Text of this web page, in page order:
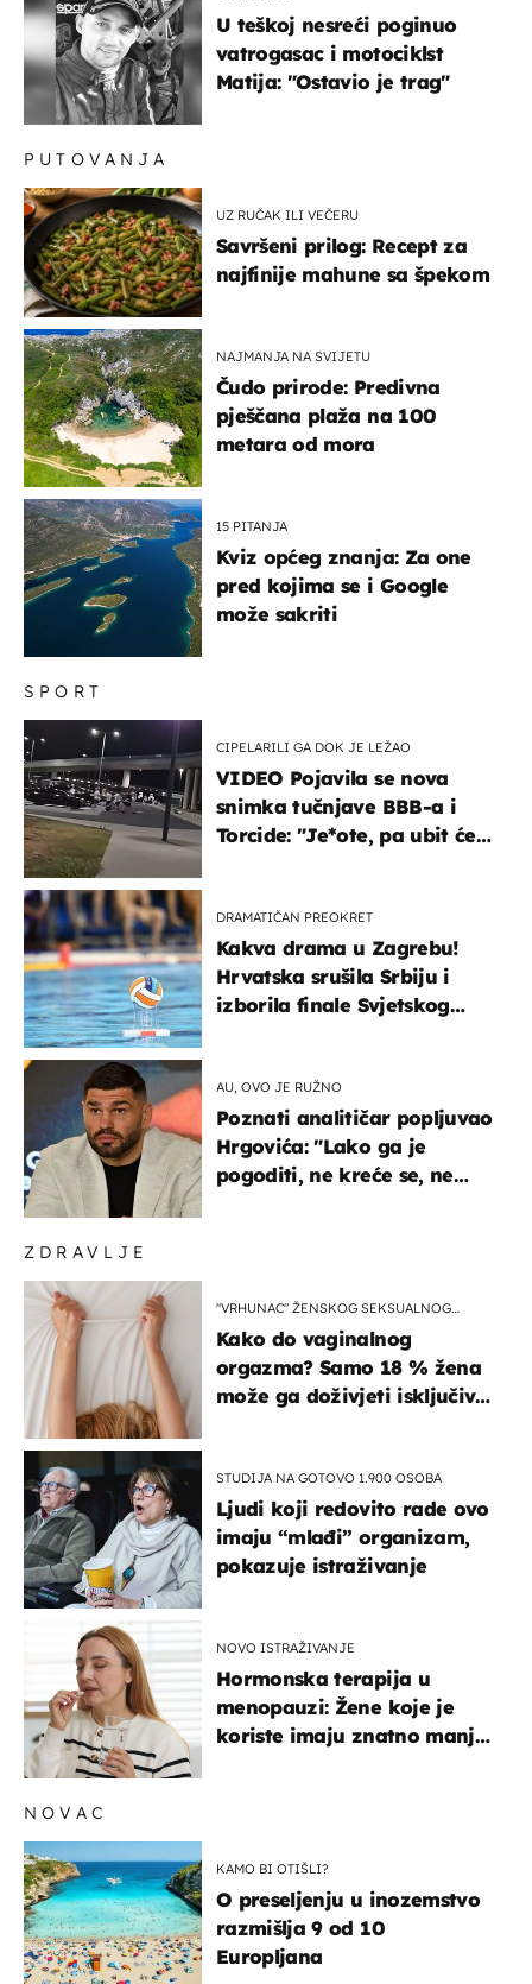
U teškoj nesreći poginuo
vatrogasac i motociklst
Matija: "Ostavio je trag"
ZDRAVLJE
"VRHUNAC" ŽENSKOG SEKSUALNOG
Kako do vaginalnog
orgazma? Samo 18 % žena
može ga doživjeti isključivo
STUDIJA NA GOTOVO 1.900 OSOBA
Ljudi koji redovito rade ovo
imaju “mlađi” organizam,
pokazuje istraživanje
NOVO ISTRAŽIVANJE
Hormonska terapija u
menopauzi: Žene koje je
koriste imaju znatno manji
SPORT
CIPELARILI GA DOK JE LEŽAO
VIDEO Pojavila se nova
snimka tučnjave BBB-a i
Torcide: "Je*ote, pa ubit će
DRAMATIČAN PREOKRET
Kakva drama u Zagrebu!
Hrvatska srušila Srbiju i
izborila finale Svjetskog
AU, OVO JE RUŽNO
Poznati analitičar popljuvao
Hrgovića: "Lako ga je
pogoditi, ne kreće se, ne
PUTOVANJA
UZ RUČAK ILI VEČERU
Savršeni prilog: Recept za
najfinije mahune sa špekom
NAJMANJA NA SVIJETU
Čudo prirode: Predivna
pješčana plaža na 100
metara od mora
15 PITANJA
Kviz općeg znanja: Za one
pred kojima se i Google
može sakriti
NOVAC
KAMO BI OTIŠLI?
O preseljenju u inozemstvo
razmišlja 9 od 10
Europljana